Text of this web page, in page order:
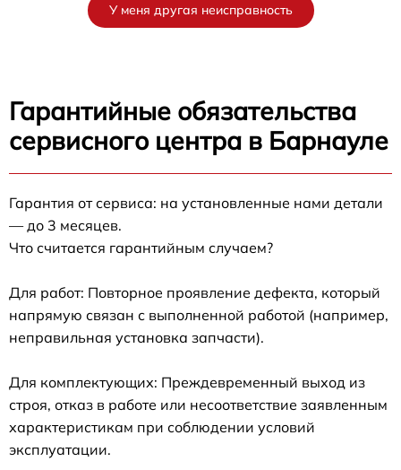
У меня другая неисправность
Гарантийные обязательства
сервисного центра в Барнауле
Гарантия от сервиса: на установленные нами детали
— до 3 месяцев.
Что считается гарантийным случаем?
Для работ: Повторное проявление дефекта, который
напрямую связан с выполненной работой (например,
неправильная установка запчасти).
Для комплектующих: Преждевременный выход из
строя, отказ в работе или несоответствие заявленным
характеристикам при соблюдении условий
эксплуатации.